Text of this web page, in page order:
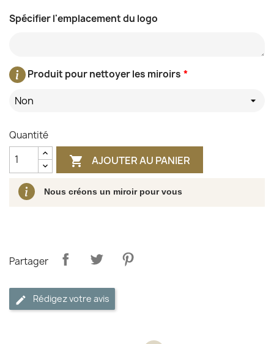
Spécifier l'emplacement du logo
*
Produit pour nettoyer les miroirs
Non
Quantité
 AJOUTER AU PANIER
Nous créons un miroir pour vous
Partager
Rédigez votre avis